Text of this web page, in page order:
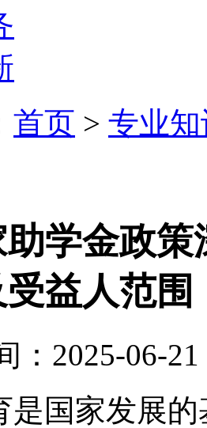
首页 > 专业
学金政
益人范围
：2025-06-21
是国家发展